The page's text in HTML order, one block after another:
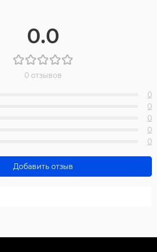
0.0
0 отзывов
0
0
0
0
0
Добавить отзыв